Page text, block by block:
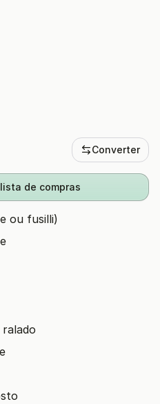
Converter
de compras
ou fusilli)